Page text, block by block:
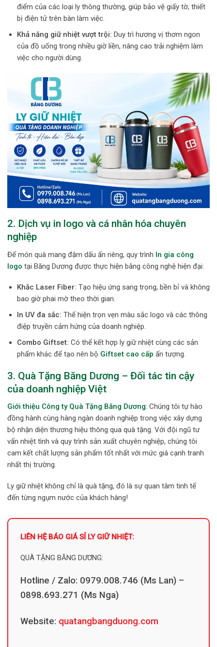
điểm của các loại ly thông thường, giúp bảo vệ giấy tờ, thiết
bị điện tử trên bàn làm việc.
Khả năng giữ nhiệt vượt trội: Duy trì hương vị thơm ngon
của đồ uống trong nhiều giờ liền, nâng cao trải nghiệm làm
việc cho người dùng.
2. Dịch vụ in logo và cá nhân hóa chuyên
nghiệp
Để món quà mang đậm dấu ấn riêng, quy trình In gia công
logo tại Băng Dương được thực hiện bằng công nghệ hiện đại:
Khắc Laser Fiber: Tạo hiệu ứng sang trọng, bền bỉ và không
bao giờ phai mờ theo thời gian.
In UV đa sắc: Thể hiện trọn vẹn màu sắc logo và các thông
điệp truyền cảm hứng của doanh nghiệp.
Combo Giftset: Có thể kết hợp ly giữ nhiệt cùng các sản
phẩm khác để tạo nên bộ Giftset cao cấp ấn tượng.
3. Quà Tặng Băng Dương – Đối tác tin cậy
của doanh nghiệp Việt
Giới thiệu Công ty Quà Tặng Băng Dương: Chúng tôi tự hào
đồng hành cùng hàng ngàn doanh nghiệp trong việc xây dựng
bộ nhận diện thương hiệu thông qua quà tặng. Với đội ngũ tư
vấn nhiệt tình và quy trình sản xuất chuyên nghiệp, chúng tôi
cam kết chất lượng sản phẩm tốt nhất với mức giá cạnh tranh
nhất thị trường.
Ly giữ nhiệt không chỉ là quà tặng, đó là sự quan tâm tinh tế
đến từng ngụm nước của khách hàng!
LIÊN HỆ BÁO GIÁ SỈ LY GIỮ NHIỆT:
QUÀ TẶNG BĂNG DƯƠNG:
Hotline / Zalo: 0979.008.746 (Ms Lan) –
0898.693.271 (Ms Nga)
Website: quatangbangduong.com